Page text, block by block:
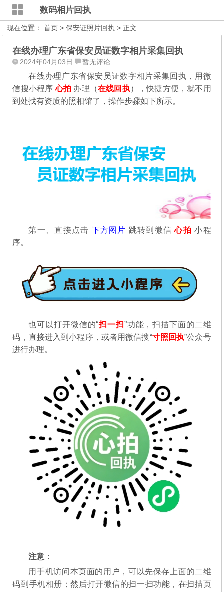
数码相片回执
现在位置：首页 >保安证照片回执 > 正文
在线办理广东省保安员证数字相片采集回执
2024年04月03日 暂无评论
在线办理广东省保安员证数字相片采集回执，用微
信搜小程序心拍 办理（在线回执），快捷方便，就不用
到处找有资质的照相馆了，操作步骤如下所示。
第一、直接点击 下方图片 跳转到微信心拍小程
序。
也可以打开微信的“扫一扫”功能，扫描下面的二维
码，直接进入到小程序，或者用微信搜“寸照回执”公众号
进行办理。
注意：
用手机访问本页面的用户，可以先保存上面的二维
码到手机相册；然后打开微信的扫一扫功能，在扫描页